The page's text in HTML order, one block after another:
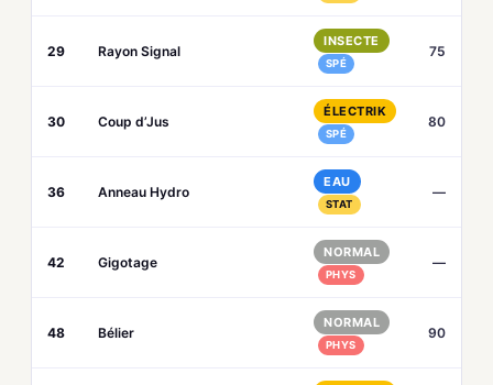
29 Rayon Signal
INSECTE
SPÉ
75
30 Coup d’Jus
ÉLECTRIK
SPÉ
80
36 Anneau Hydro
EAU
STAT
—
42 Gigotage
NORMAL
PHYS
—
48 Bélier
NORMAL
PHYS
90